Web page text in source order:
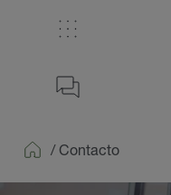
/ Contacto